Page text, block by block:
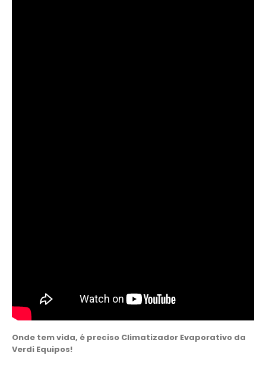
Onde tem vida, é preciso Climatizador Evaporativo da
Verdi Equipos!